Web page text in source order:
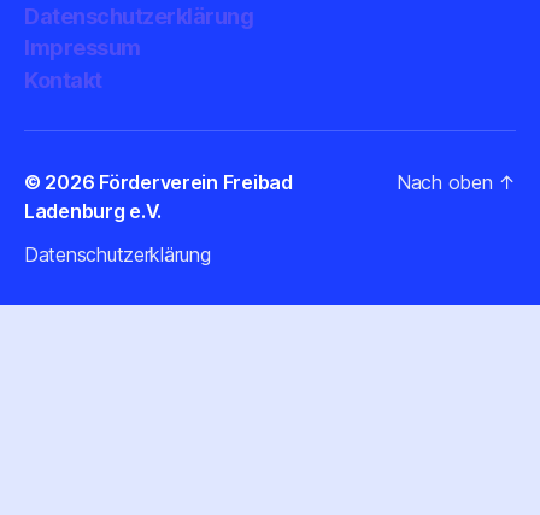
Datenschutzerklärung
Impressum
Kontakt
© 2026 Förderverein Freibad
Ladenburg e.V.
Datenschutzerklärung
Nach oben ↑